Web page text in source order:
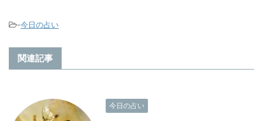
-今日の占い
関連記事
今日の占い